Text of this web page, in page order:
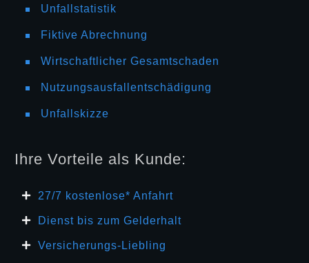
Unfallstatistik
Fiktive Abrechnung
Wirtschaftlicher Gesamtschaden
Nutzungsausfallentschädigung
Unfallskizze
Ihre Vorteile als Kunde:
27/7 kosten lose* Anfahrt
Dienst bis zum Gelderhalt
Versicherungs-Liebling